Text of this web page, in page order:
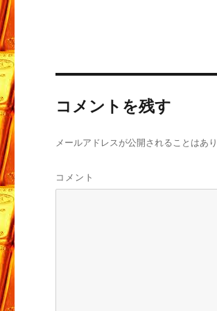
コメントを残す
メールアドレスが公開されることはあり
コメント